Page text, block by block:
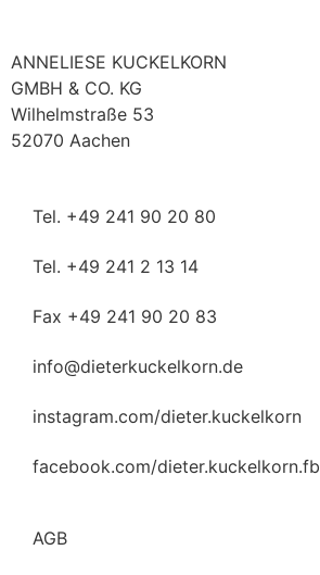
ANNELIESE KUCKELKORN
GMBH & CO. KG
Wilhelmstraße 53
52070 Aachen
Tel. +49 241 90 20 80
Tel. +49 241 2 13 14
Fax +49 241 90 20 83
info@dieterkuckelkorn.de
instagram.com/dieter.kuckelkorn
facebook.com/dieter.kuckelkorn.fb
AGB